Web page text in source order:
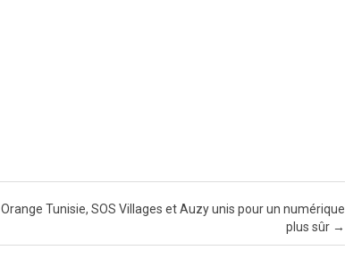
Orange Tunisie, SOS Villages et Auzy unis pour un numérique
plus sûr →